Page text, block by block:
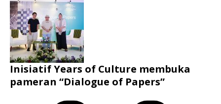
Inisiatif Years of Culture membuka
pameran “Dialogue of Papers”